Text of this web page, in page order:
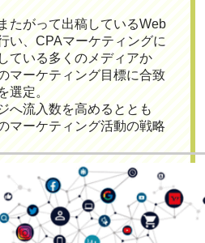
たがって出稿しているWeb
い、CPAマーケティングに
ている多くのメディアか
マーケティング目標に合致
選定。
へ流入数を高めるととも
マーケティング活動の戦略